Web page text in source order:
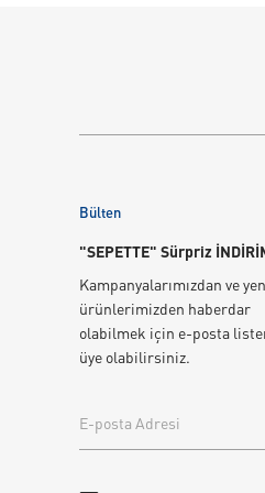
Bülten
"SEPETTE" Sürpriz
Kampanyalarımızdan ve
ürünlerimizden haberdar
olabilmek için e-posta
üye olabilirsiniz.